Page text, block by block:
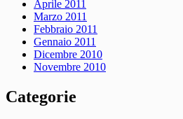
Aprile 2011
Marzo 2011
Febbraio 2011
Gennaio 2011
Dicembre 2010
Novembre 2010
Categorie